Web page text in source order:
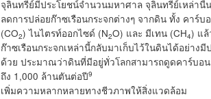
จุลินทรีย์มีประโยชน์จำนวนมหาศาล จุลินทรีย์เหล่านี้
ลดการปล่อยก๊าซเรือนกระจกต่างๆ จากดิน ทั้ง คาร์บ
(CO2) ไนไตรท์ออกไซด์ (N2O) และ มีเทน (CH4) แ
ก๊าซเรือนกระจกเหล่านี้กลับมาเก็บไว้ในดินได้อย่าง
ด้วย ประมาณว่าดินที่มีอยู่ทั่วโลกสามารถดูดคาร์บอ
ถึง 1,000 ล้านตันต่อปี9
เพิ่มความหลากหลายทางชีวภาพให้สิ่งแวดล้อม